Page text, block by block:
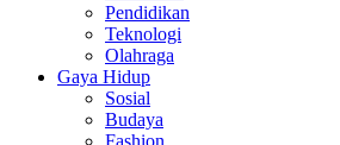
Pendidikan
Teknologi
Olahraga
Gaya Hidup
Sosial
Budaya